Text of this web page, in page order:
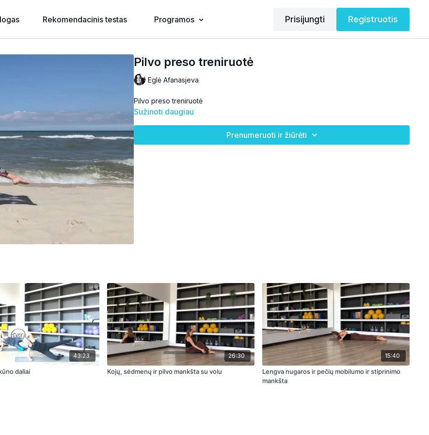
Rekomendacinis testas Programos Prisijungti Registruotis
Pilvo preso treniruotė
Eglė Afanasjeva
Pilvo preso treniruotė
Sužinoti daugiau
Prenumeruoti ir žiūrėti
43:23
daliai
26:30
Kojų, sėdmenų ir pilvo mankšta su volu
15:40
Lengva nugaros ir pečių mobilumo ir stiprinimo
mankšta